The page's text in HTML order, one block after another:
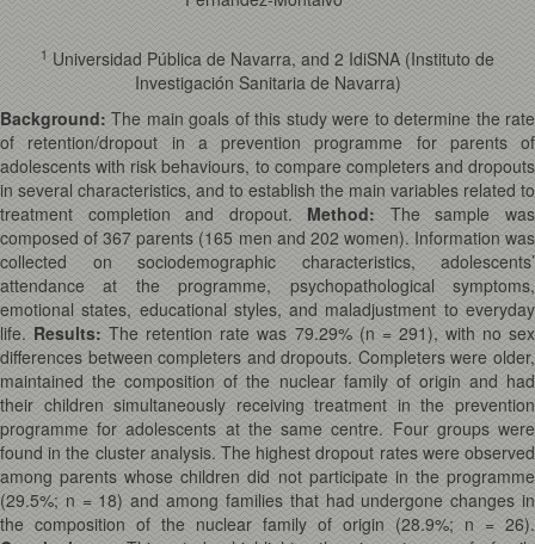
1 Universidad Pública de Navarra, and 2 IdiSNA (Instituto de
Investigación Sanitaria de Navarra)
Background: The main goals of this study were to determine the rate
of retention/dropout in a prevention programme for parents of
adolescents with risk behaviours, to compare completers and dropouts
in several characteristics, and to establish the main variables related to
treatment completion and dropout.Method: The sample was
composed of 367 parents (165 men and 202 women). Information was
collected on sociodemographic characteristics, adolescents’
attendance at the programme, psychopathological symptoms,
emotional states, educational styles, and maladjustment to everyday
life. Results:The retention rate was 79.29% (n = 291), with no sex
differences between completers and dropouts. Completers were older,
maintained the composition of the nuclear family of origin and had
their children simultaneously receiving treatment in the prevention
programme for adolescents at the same centre. Four groups were
found in the cluster analysis. The highest dropout rates were observed
among parents whose children did not participate in the programme
(29.5%; n = 18) and among families that had undergone changes in
the composition of the nuclear family of origin (28.9%; n = 26).